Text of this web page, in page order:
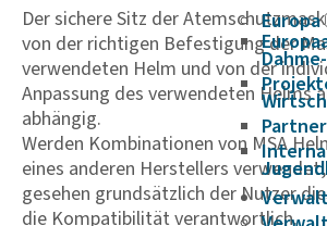
Europa
Der sichere Sitz der
von der richtigen Befestigung der
verwendeten Helm und von der
Anpassung des verwendeten Helms
abhängig.
Werden Kombinationen von MSA
eines anderen Herstellers
gesehen grundsätzlich der Nutzer
die Kompatibilität verantwortlich.